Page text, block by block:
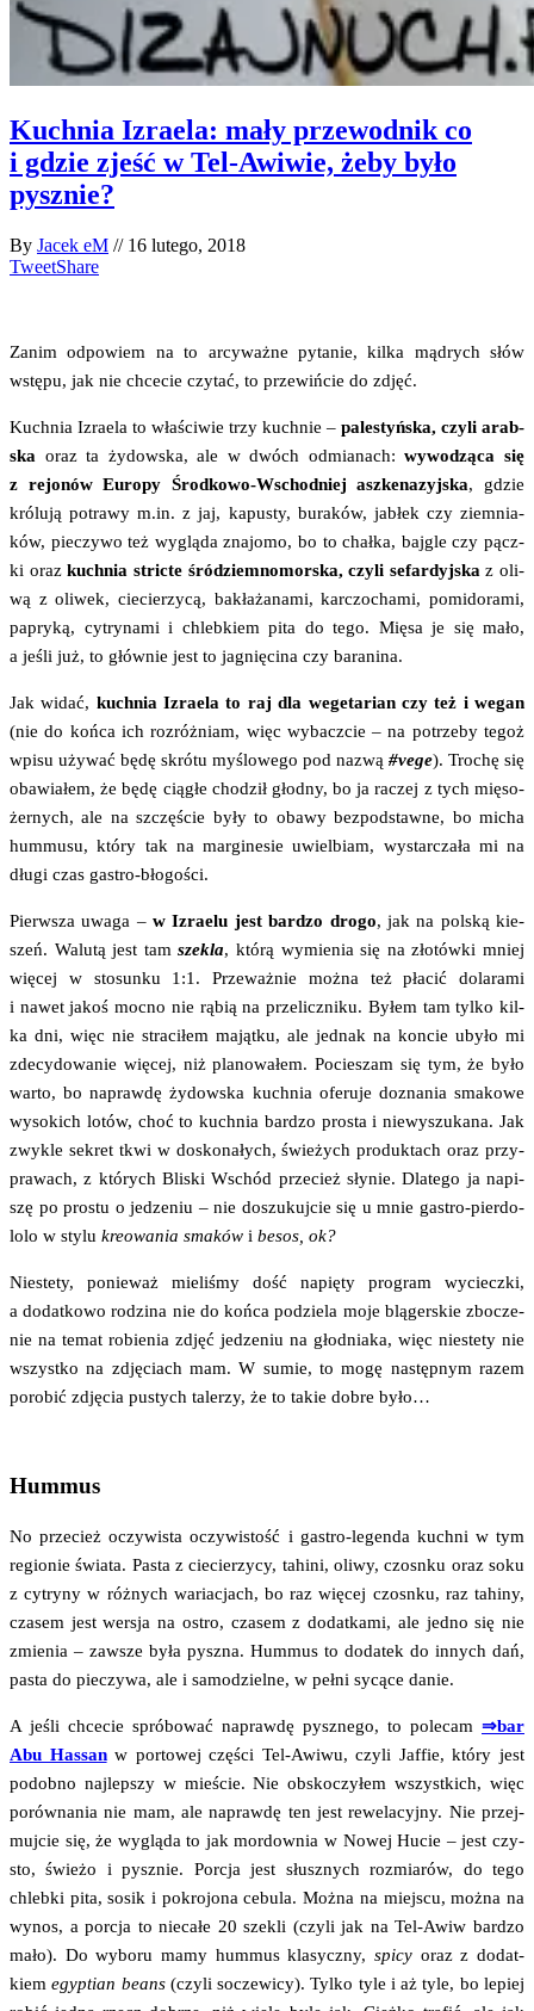
Kuchnia Izraela: mały przewodnik co
i gdzie zjeść w Tel-Awiwie, żeby było
pysznie?
By Jacek eM // 16 lutego, 2018
TweetShare
Zanim odpo­wiem na to arcy­waż­ne pyta­nie, kil­ka mądrych słów
wstę­pu, jak nie chce­cie czy­tać, to prze­wiń­cie do zdjęć.
Kuch­nia Izra­ela to wła­ści­wie trzy kuch­nie – pale­styń­ska, czy­li arab­
ska oraz ta żydow­ska, ale w dwóch odmia­nach:wywo­dzą­ca się
z rejo­nów Euro­py Środ­ko­wo-Wschod­niej asz­ke­na­zyj­ska, gdzie
kró­lu­ją potra­wy m.in. z jaj, kapu­sty, bura­ków, jabłek czy ziem­nia­
ków, pie­czy­wo też wyglą­da zna­jo­mo, bo to chał­ka, baj­gle czy pącz­
ki orazkuch­nia stric­te śród­ziem­no­mor­ska, czy­li sefar­dyj­ska z oli­
wą z oli­wek, cie­cie­rzy­cą, bakła­ża­na­mi, kar­czo­cha­mi, pomi­do­ra­mi,
papry­ką, cytry­na­mi i chleb­kiem pita do tego. Mię­sa je się mało,
a jeśli już, to głów­nie jest to jagnię­ci­na czy baranina.
Jak widać, kuch­nia Izra­ela to raj dla wege­ta­rian czy też i wegan
(nie do koń­ca ich roz­róż­niam, więc wybacz­cie – na potrze­by tegoż
wpi­su uży­wać będę skró­tu myślo­we­go pod nazwą #vege). Tro­chę się
oba­wia­łem, że będę cią­głe cho­dził głod­ny, bo ja raczej z tych mię­so­
żer­nych, ale na szczę­ście były to oba­wy bez­pod­staw­ne, bo micha
hum­mu­su, któ­ry tak na mar­gi­ne­sie uwiel­biam, wystar­cza­ła mi na
dłu­gi czas gastro-błogości.
Pierw­sza uwa­ga –w Izra­elu jest bar­dzo dro­go, jak na pol­ską kie­
szeń. Walu­tą jest tamsze­kla, któ­rą wymie­nia się na zło­tów­ki mniej
wię­cej w sto­sun­ku 1:1. Prze­waż­nie moż­na też pła­cić dola­ra­mi
i nawet jakoś moc­no nie rąbią na prze­licz­ni­ku. Byłem tam tyl­ko kil­
ka dni, więc nie stra­ci­łem mająt­ku, ale jed­nak na kon­cie uby­ło mi
zde­cy­do­wa­nie wię­cej, niż pla­no­wa­łem. Pocie­szam się tym, że było
war­to, bo napraw­dę żydow­ska kuch­nia ofe­ru­je dozna­nia sma­ko­we
wyso­kich lotów, choć to kuch­nia bar­dzo pro­sta i nie­wy­szu­ka­na. Jak
zwy­kle sekret tkwi w dosko­na­łych, świe­żych pro­duk­tach oraz przy­
pra­wach, z któ­rych Bli­ski Wschód prze­cież sły­nie. Dla­te­go ja napi­
szę po pro­stu o jedze­niu – nie doszu­kuj­cie się u mnie gastro-pier­do­
lo­lo w sty­lu kre­owa­nia sma­ków i besos, ok?
Nie­ste­ty, ponie­waż mie­li­śmy dość napię­ty pro­gram wyciecz­ki,
a dodat­ko­wo rodzi­na nie do koń­ca podzie­la moje blą­ger­skie zbo­cze­
nie na temat robie­nia zdjęć jedze­niu na głod­nia­ka, więc nie­ste­ty nie
wszyst­ko na zdję­ciach mam. W sumie, to mogę następ­nym razem
poro­bić zdję­cia pustych tale­rzy, że to takie dobre było…
Hummus
No prze­cież oczy­wi­sta oczy­wi­stość i gastro-legen­da kuch­ni w tym
regio­nie świa­ta. Pasta z cie­cie­rzy­cy, tahi­ni, oli­wy, czosn­ku oraz soku
z cytry­ny w róż­nych waria­cjach, bo raz wię­cej czosn­ku, raz tahi­ny,
cza­sem jest wer­sja na ostro, cza­sem z dodat­ka­mi, ale jed­no się nie
zmie­nia – zawsze była pysz­na. Hum­mus to doda­tek do innych dań,
pasta do pie­czy­wa, ale i samo­dziel­ne, w peł­ni sycą­ce danie.
A jeśli chce­cie spró­bo­wać napraw­dę pysz­ne­go, to pole­cam ⇒bar
Abu Has­sanw por­to­wej czę­ści Tel-Awi­wu, czy­li Jaf­fie, któ­ry jest
podob­no naj­lep­szy w mie­ście. Nie obsko­czy­łem wszyst­kich, więc
porów­na­nia nie mam, ale napraw­dę ten jest rewe­la­cyj­ny. Nie przej­
muj­cie się, że wyglą­da to jak mor­dow­nia w Nowej Hucie – jest czy­
sto, świe­żo i pysz­nie. Por­cja jest słusz­nych roz­mia­rów, do tego
chleb­ki pita, sosik i pokro­jo­na cebu­la. Moż­na na miej­scu, moż­na na
wynos, a por­cja to nie­ca­łe 20 sze­kli (czy­li jak na Tel-Awiw bar­dzo
mało). Do wybo­ru mamy hum­mus kla­sycz­ny, spi­cy oraz z dodat­
kiemegyp­tian beans(czy­li socze­wi­cy). Tyl­ko tyle i aż tyle, bo lepiej